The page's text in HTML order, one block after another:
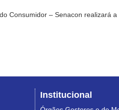
Consumidor – Senacon realizará
Institucional